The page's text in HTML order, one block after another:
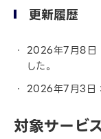
更新履歴
2026年7月8日
した。
2026年7月3日
対象サービ